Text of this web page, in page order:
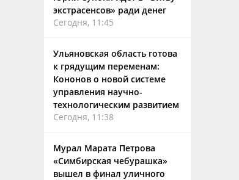
экстрасенсов» ради денег
Сегодня, 11:45
Ульяновская область готова
к грядущим переменам:
Кононов о новой системе
управления научно-
технологическим развитием
Сегодня, 11:38
Мурал Марата Петрова
«Симбирская чебурашка»
вышел в финал уличного